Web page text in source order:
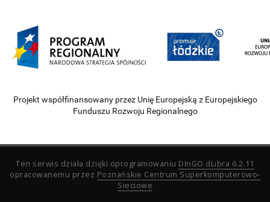
Projekt współfinansowany przez Unię Europejską z Europejskiego
Funduszu Rozwoju Regionalnego
Ten serwis działa dzięki oprogramowaniu DInGO dLibra 6.2.11
opracowanemu przez Poznańskie Centrum Superkomputerowo-
Sieciowe